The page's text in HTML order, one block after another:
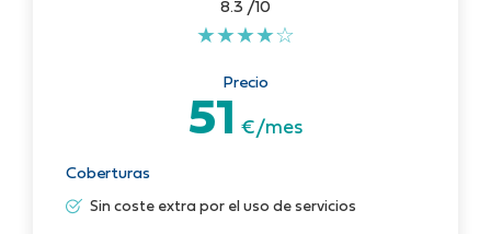
8.3 /10
★★★★☆
Precio
51 €/mes
Coberturas
Sin coste extra por el uso de servicios